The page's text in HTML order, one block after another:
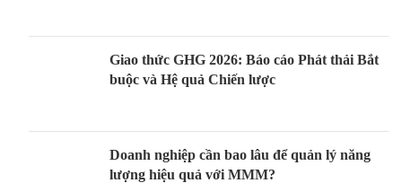
Giao thức GHG 2026: Báo cáo Phát thải Bắt
buộc và Hệ quả Chiến lược
Doanh nghiệp cần bao lâu để quản lý năng
lượng hiệu quả với MMM?